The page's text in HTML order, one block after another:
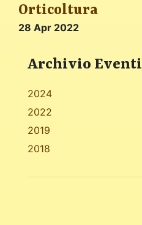
Orticoltura
28 Apr 2022
Archivio Eventi
2024
2022
2019
2018